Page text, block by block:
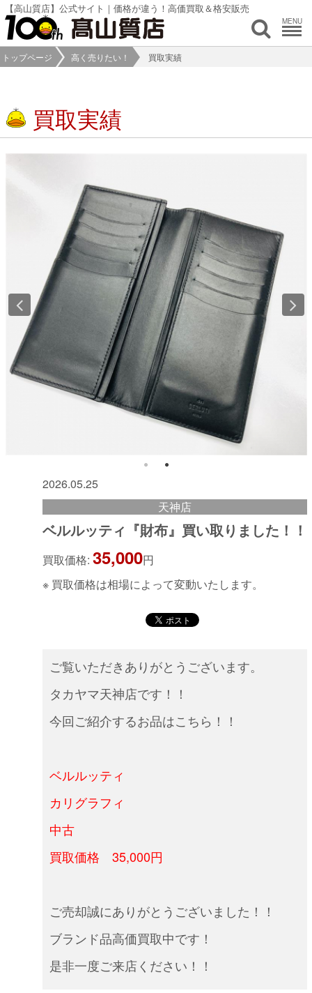
【高山質店】公式サイト｜価格が違う！高価買取＆格安販売
MENU
トップページ 高く売りたい！ 買取実績
買取実績
2026.05.25
天神店
ベルルッティ『財布』買い取りました！！
買取価格: 35,000円
※ 買取価格は相場によって変動いたします。
ご覧いただきありがとうございます。
タカヤマ天神店です！！
今回ご紹介するお品はこちら！！
ベルルッティ
カリグラフィ
中古
買取価格 35,000円
ご売却誠にありがとうございました！！
ブランド品高価買取中です！
是非一度ご来店ください！！